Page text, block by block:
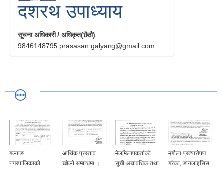
दशरथ उपाध्याय
सूचना अधिकारी / अधिकृत(छैठौ)
9846148795 prasasan.galyang@gmail.com
गल्याङ
नगरपालिकाको
आर्थिक प्रस्ताव
खोल्ने सम्बन्धमा ।
मेलमिलापकर्ताको
सूची अद्यावधिक तथा
मृगौला प्रत्यारोपण
गरेका, डायलाइसिस